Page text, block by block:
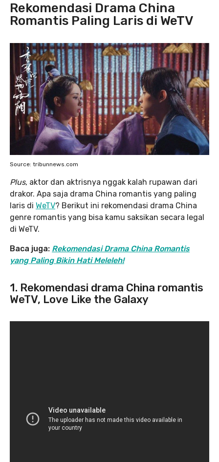
Rekomendasi Drama China
Romantis Paling Laris di WeTV
Source: tribunnews.com
Plus, aktor dan aktrisnya nggak kalah rupawan dari
drakor. Apa saja drama China romantis yang paling
laris di WeTV? Berikut ini rekomendasi drama China
genre romantis yang bisa kamu saksikan secara legal
di WeTV.
Baca juga: Rekomendasi Drama China Romantis
yang Paling Bikin Hati Meleleh!
1. Rekomendasi drama China romantis
WeTV, Love Like the Galaxy